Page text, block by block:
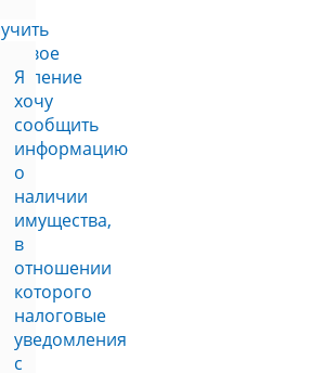
Я
хочу
сообщить
информацию
о
наличии
имущества,
в
отношении
которого
налоговые
уведомления
с